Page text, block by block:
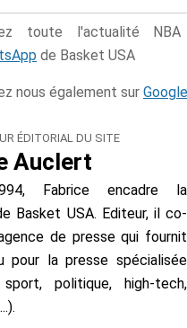
toute l'actualité
de Basket USA
nous également sur
ÉDITORIAL DU SITE
Auclert
Fabrice encadre la
Basket USA. Editeur, il co-
de presse qui fournit
pour la presse spécialisée
sport, politique, high-tech,